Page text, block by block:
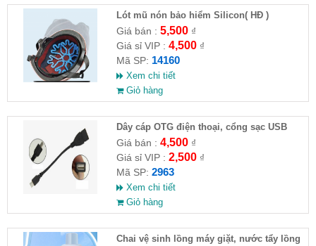
Lót mũ nón bảo hiểm Silicon( HĐ )
Giá bán : 5,500₫
Giá sỉ VIP : 4,500₫
Mã SP: 14160
Xem chi tiết
Giỏ hàng
Dây cáp OTG điện thoại, cổng sạc USB
Giá bán : 4,500₫
Giá sỉ VIP : 2,500₫
Mã SP: 2963
Xem chi tiết
Giỏ hàng
Chai vệ sinh lồng máy giặt, nước tẩy lồng